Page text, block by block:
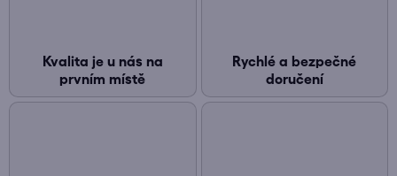
Kvalita je u nás na
prvním místě
Rychlé a bezpečné
doručení